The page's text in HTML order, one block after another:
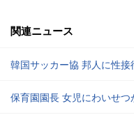
関連ニュース
韓国サッカー協 邦人に性接
保育園園長 女児にわいせつ